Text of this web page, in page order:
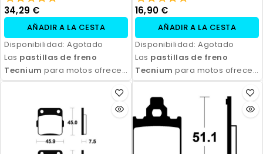
34,29 €
AÑADIR A LA CESTA
Disponibilidad: Agotado
Las pastillas de freno
Tecnium para motos ofrecen
un rendimiento de frenado
durabilidad y eficiencia.
Disponibles en compuestos
orgánicos, semi-metálicos y
sinterizados, son ideales
16,90 €
AÑADIR A LA CESTA
Disponibilidad: Agotado
Las pastillas de freno
Tecnium para motos ofrecen
un rendimiento de frenado
excepcional, con alta
durabilidad y eficiencia.
Disponibles en compuestos
orgánicos, semi-metálicos y
sinterizados, son ideales